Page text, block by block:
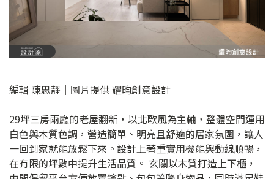
編輯 陳思靜｜圖片提供 耀昀創意設計
29坪三房兩廳的老屋翻新，以北歐風為主軸，整體空間運用
白色與木質色調，營造簡單、明亮且舒適的居家氛圍，讓人
一回到家就能放鬆下來。設計上著重實用機能與動線順暢，
在有限的坪數中提升生活品質。 玄關以木質打造上下櫃，